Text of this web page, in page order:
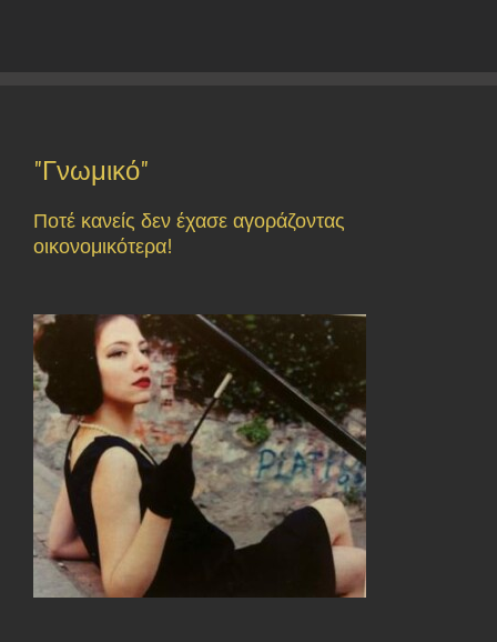
"Γνωμικό"
Ποτέ κανείς δεν έχασε αγοράζοντας
οικονομικότερα!